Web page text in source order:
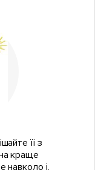
її з
краще
навколо і,